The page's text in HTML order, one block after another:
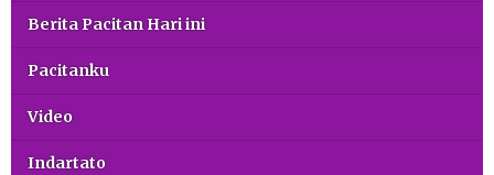
Berita Pacitan Hari ini
Pacitanku
Video
Indartato